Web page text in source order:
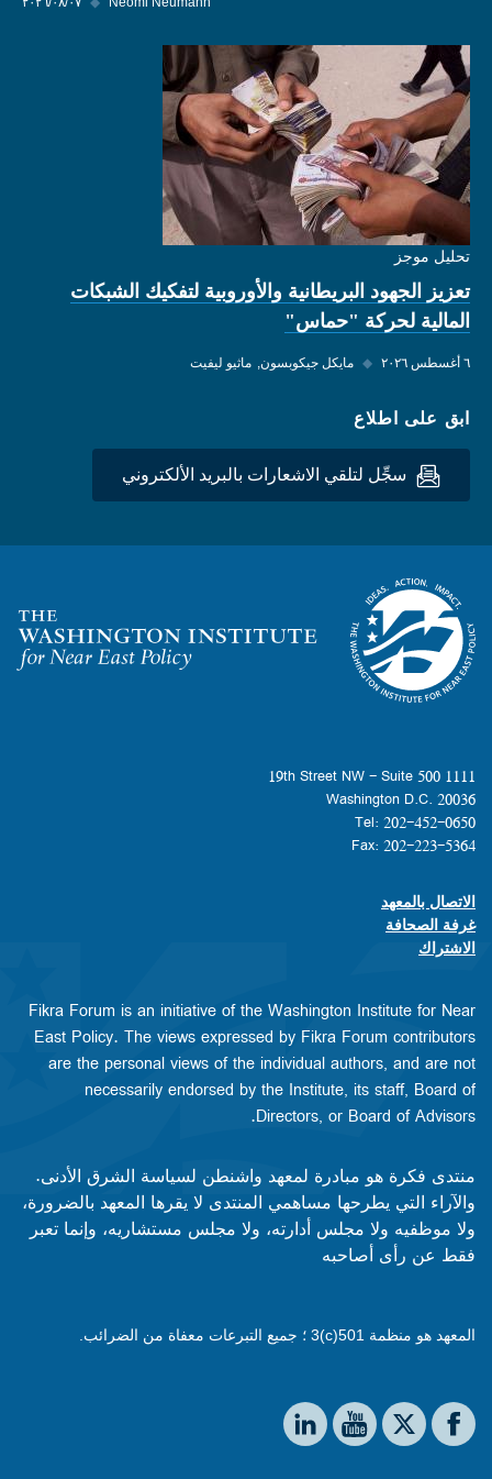
تحليل موجز
تعزيز الجهود البريطانية والأوروبية لتفكيك الشبكات
المالية لحركة "حماس"
٦ أغسطس ٢٠٢٦ ◆ مايكل جيكوبسون ماثيو ليفيت
ابق على اطلاع
سجِّل لتلقي الاشعارات بالبريد الألكتروني
Homepage
1111 19th Street NW - Suite 500
Washington D.C. 20036
Tel: 202-452-0650
Fax: 202-223-5364
Footer contact links
الاتصال بالمعهد
غرفة الصحافة
الاشتراك
Fikra Forum is an initiative of the Washington Institute for Near
East Policy. The views expressed by Fikra Forum contributors
are the personal views of the individual authors, and are not
necessarily endorsed by the Institute, its staff, Board of
Directors, or Board of Advisors.​​
منتدى فكرة هو مبادرة لمعهد واشنطن لسياسة الشرق الأدنى.
والآراء التي يطرحها مساهمي المنتدى لا يقرها المعهد بالضرورة،
ولا موظفيه ولا مجلس أدارته، ولا مجلس مستشاريه، وإنما تعبر
فقط عن رأى أصاحبه
المعهد هو منظمة 501(c)3 ؛ جميع التبرعات معفاة من الضرائب.
Social media
The Washington Institute on Facebook
The Washington Institute on X
The Washington Institute on YouTube
The Washington Institute on LinkedIn